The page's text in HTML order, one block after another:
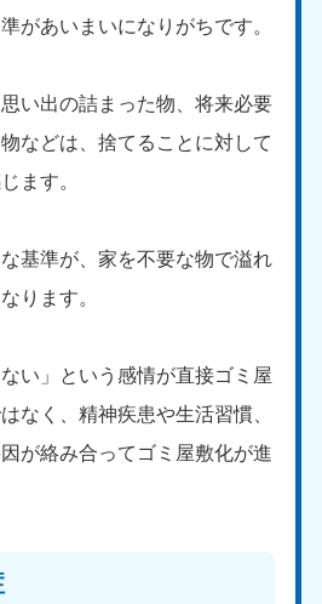
があいまいになりがちです。
い出の詰まった物、将来必要
などは、捨てることに対して
ます。
基準が、家を不要な物で溢れ
ります。
い」という感情が直接ゴミ屋
なく、精神疾患や生活習慣、
が絡み合ってゴミ屋敷化が進